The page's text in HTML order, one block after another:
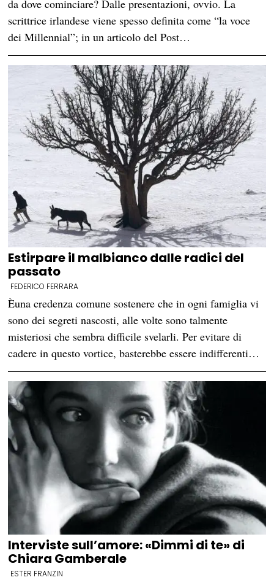
da dove cominciare? Dalle presentazioni, ovvio. La
scrittrice irlandese viene spesso definita come “la voce
dei Millennial”; in un articolo del Post…
Estirpare il malbianco dalle radici del
passato
FEDERICO FERRARA
Èuna credenza comune sostenere che in ogni famiglia vi
sono dei segreti nascosti, alle volte sono talmente
misteriosi che sembra difficile svelarli. Per evitare di
cadere in questo vortice, basterebbe essere indifferenti…
Interviste sull’amore: «Dimmi di te» di
Chiara Gamberale
ESTER FRANZIN